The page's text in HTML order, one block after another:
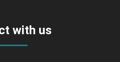
with us